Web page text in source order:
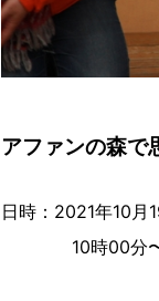
アファンの森
日時：2021年10月
10時00分〜